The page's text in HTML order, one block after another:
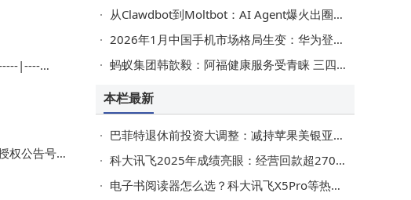
|----…
权公告号C
从Clawdbot到Moltbot：AI Agent爆火出圈，是风口将至还是昙花一现？
2026年1月中国手机市场格局生变：华为登顶，头部品牌竞争加剧
蚂蚁集团韩歆毅：阿福健康服务受青睐 三四五线及老年用户占比高
本栏最新
巴菲特退休前投资大调整：减持苹果美银亚马逊，首次新进纽约时报
科大讯飞2025年成绩亮眼：经营回款超270亿，多领域突破，2026年战略明确
电子书阅读器怎么选？科大讯飞X5Pro等热门款功能、性价比大比拼